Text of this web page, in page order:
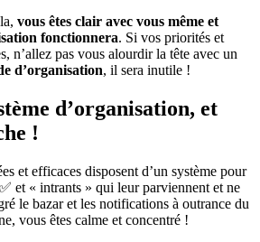
vous êtes clair avec vous même et
fonctionnera. Si vos priorités et
n’allez pas vous alourdir la tête avec un
d’organisation, il sera inutile !
d’organisation, et
!
et efficaces disposent d’un système pour
✅ et « intrants » qui leur parviennent et ne
le bazar et les notifications à outrance du
vous êtes calme et concentré !